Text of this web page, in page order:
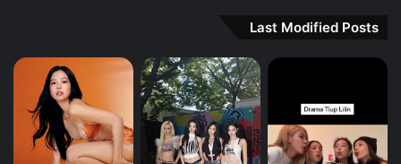
Last Modified Posts